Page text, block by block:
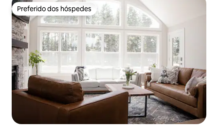
Preferido dos hóspedes
Preferido dos hóspedes